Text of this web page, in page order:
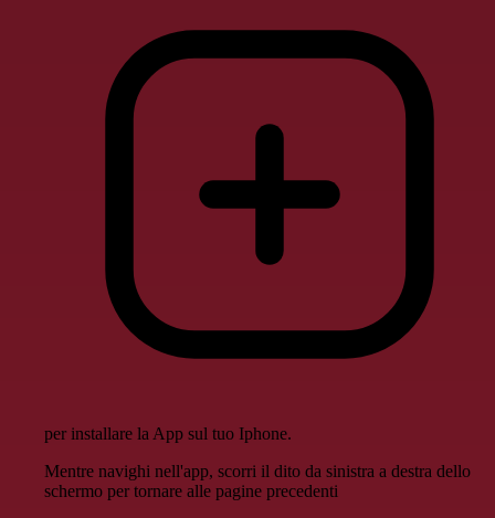
per installare la App sul tuo Iphone.
Mentre navighi nell'app, scorri il dito da sinistra a destra dello
schermo per tornare alle pagine precedenti